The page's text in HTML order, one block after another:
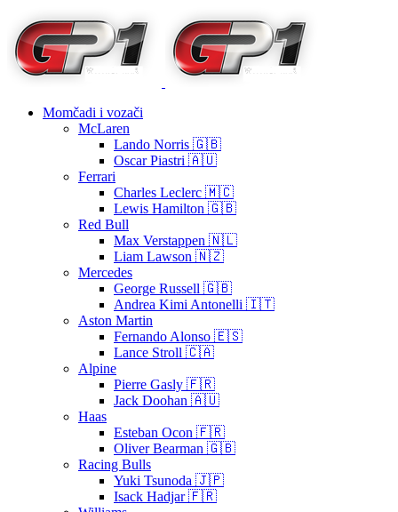
Momčadi i vozači
McLaren
Lando Norris 🇬🇧
Oscar Piastri 🇦🇺
Ferrari
Charles Leclerc 🇲🇨
Lewis Hamilton 🇬🇧
Red Bull
Max Verstappen 🇳🇱
Liam Lawson 🇳🇿
Mercedes
George Russell 🇬🇧
Andrea Kimi Antonelli 🇮🇹
Aston Martin
Fernando Alonso 🇪🇸
Lance Stroll 🇨🇦
Alpine
Pierre Gasly 🇫🇷
Jack Doohan 🇦🇺
Haas
Esteban Ocon 🇫🇷
Oliver Bearman 🇬🇧
Racing Bulls
Yuki Tsunoda 🇯🇵
Isack Hadjar 🇫🇷